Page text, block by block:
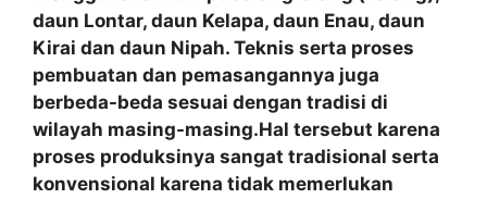
daun Lontar, daun Kelapa, daun Enau, daun
Kirai dan daun Nipah. Teknis serta proses
pembuatan dan pemasangannya juga
berbeda-beda sesuai dengan tradisi di
wilayah masing-masing.Hal tersebut karena
proses produksinya sangat tradisional serta
konvensional karena tidak memerlukan